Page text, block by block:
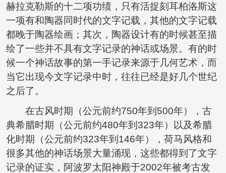
赫拉克勒斯的十二项功绩，只有活捉刻耳柏洛斯这
一项有和陶器同时代的文字记载，其他的文字记载
都晚于陶器绘画；其次，陶器设计有的时候甚至描
绘了一些并不具有文字记录的神话或场景。有的时
候一个神话故事的第一手记录来源于几何艺术，而
当它出现今文字记录中时，往往已经是好几个世纪
之后了。
在古风时期（公元前约750年到500年），古
典希腊时期（公元前约480年到323年）以及希腊
化时期（公元前约323年到146年），荷马风格和
很多其他的神话场景大量涌现，这些都得到了文字
记录的证实，阿波罗太阳神殿于2002年被考古发